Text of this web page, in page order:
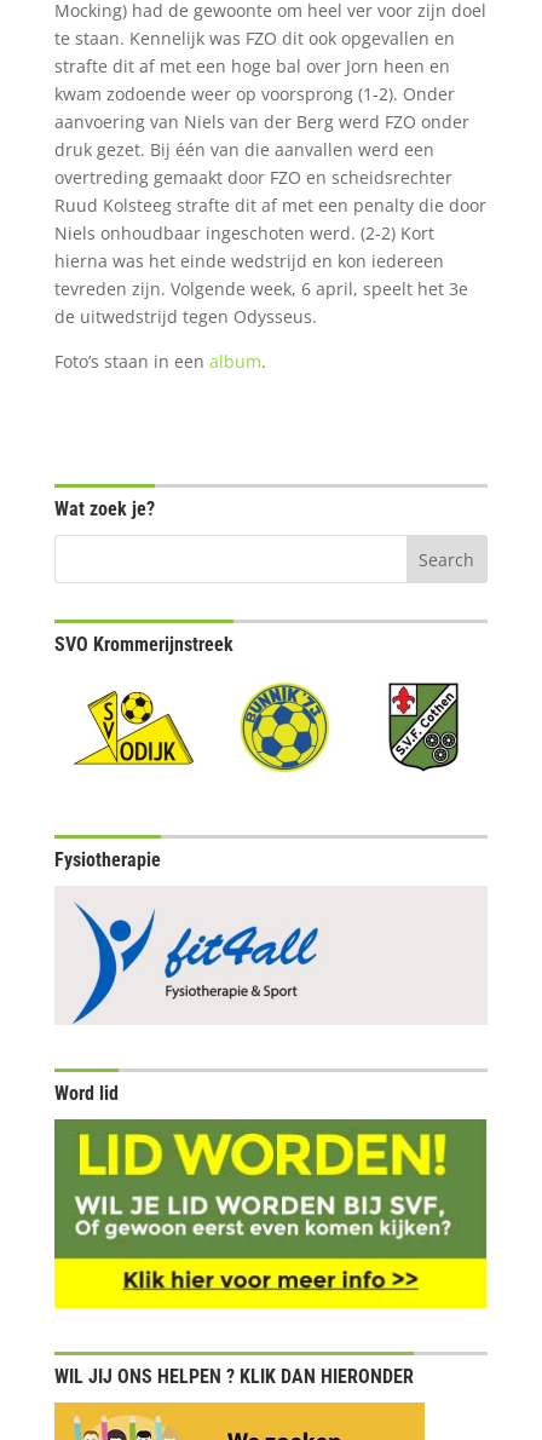
Mocking) had de gewoonte om heel ver voor zijn doel
te staan. Kennelijk was FZO dit ook opgevallen en
strafte dit af met een hoge bal over Jorn heen en
kwam zodoende weer op voorsprong (1-2). Onder
aanvoering van Niels van der Berg werd FZO onder
druk gezet. Bij één van die aanvallen werd een
overtreding gemaakt door FZO en scheidsrechter
Ruud Kolsteeg strafte dit af met een penalty die door
Niels onhoudbaar ingeschoten werd. (2-2) Kort
hierna was het einde wedstrijd en kon iedereen
tevreden zijn. Volgende week, 6 april, speelt het 3e
de uitwedstrijd tegen Odysseus.
Foto’s staan in een album.
Wat zoek je?
SVO Krommerijnstreek
Fysiotherapie
Word lid
WIL JIJ ONS HELPEN ? KLIK DAN HIERONDER